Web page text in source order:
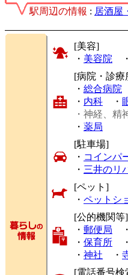
駅周辺の情報 : 居酒屋
[美容]
・ 美容院 ・
[病院・診療
・ 総合病院
・ 内科 ・
・神経、精
・ 薬局
[駐車場]
・ コインパ
・ 三井のリ
[ペット]
・ ペットシ
[公的機関等]
・ 郵便局 ・
・ 保育所 ・
・ 神社 ・
[電話番号検